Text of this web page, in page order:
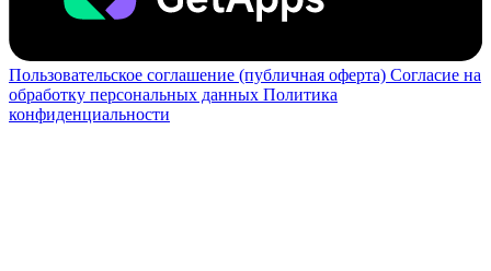
Пользовательское соглашение (публичная оферта) Согласие на
обработку персональных данных Политика
конфиденциальности